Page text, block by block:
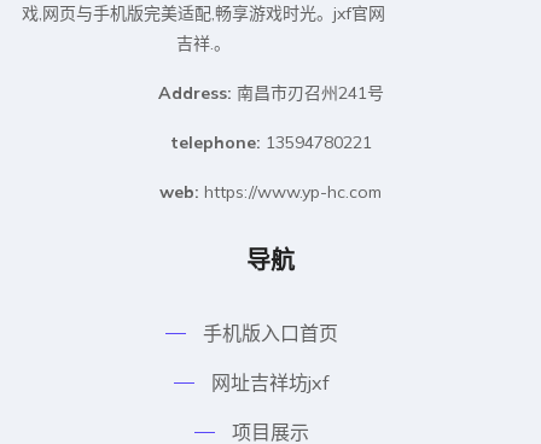
戏,网页与手机版完美适配,畅享游戏时光。jxf官网
吉祥.。
Address: 南昌市刃召州241号
telephone: 13594780221
web: https://www.yp-hc.com
导航
手机版入口首页
网址吉祥坊jxf
项目展示